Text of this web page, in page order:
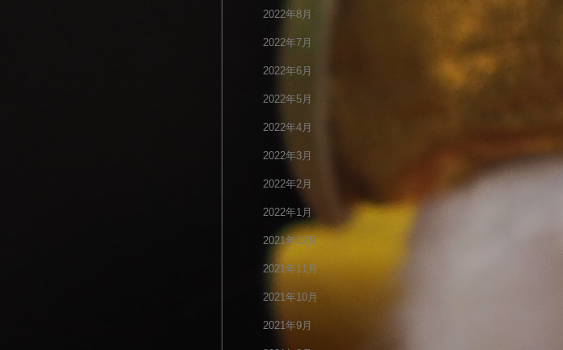
2022年8月
2022年7月
2022年6月
2022年5月
2022年4月
2022年3月
2022年2月
2022年1月
2021年12月
2021年11月
2021年10月
2021年9月